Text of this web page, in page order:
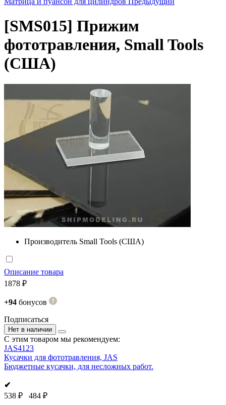
[SMS015] Прижим
фототравления, Small Tools
(США)
Производитель Small Tools (США)
Описание товара
1878 ₽
+94 бонусов
Подписаться
Нет в наличии
С этим товаром мы рекомендуем:
JAS4123
Кусачки для фототравления, JAS
Бюджетные кусачки, для несложных работ.
✔
538 ₽
484 ₽